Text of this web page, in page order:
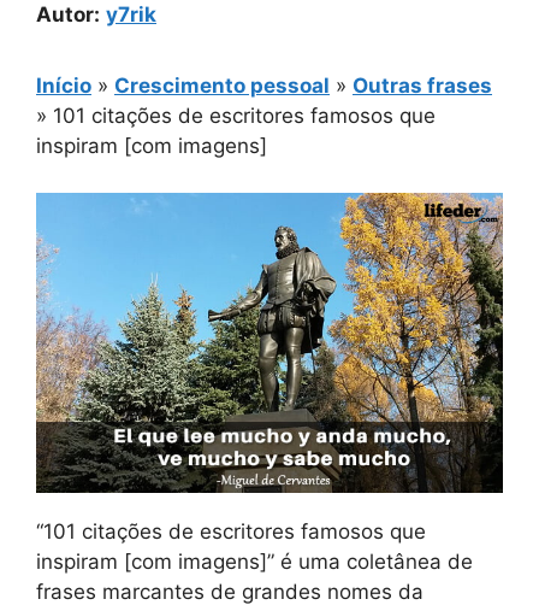
Autor: y7rik
Início » Crescimento pessoal » Outras frases
» 101 citações de escritores famosos que
inspiram [com imagens]
“101 citações de escritores famosos que
inspiram [com imagens]” é uma coletânea de
frases marcantes de grandes nomes da